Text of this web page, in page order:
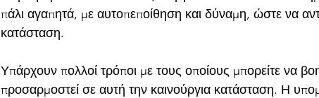
πάλι αγαπητά, με αυτοπεποίθηση και δύναμη, ώστε να
κατάσταση.
Υπάρχουν πολλοί τρόποι με τους οποίους μπορείτε να
προσαρμοστεί σε αυτή την καινούργια κατάσταση. Η